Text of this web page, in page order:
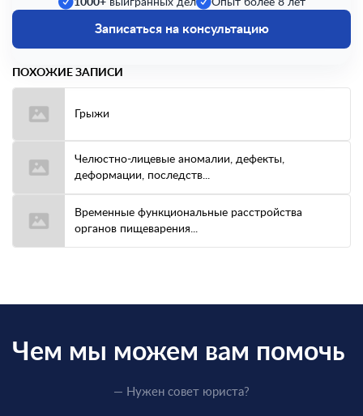
Записаться на консультацию
ПОХОЖИЕ ЗАПИСИ
Грыжи
Челюстно-лицевые аномалии, дефекты,
деформации, последств...
Временные функциональные расстройства
органов пищеварения...
Чем мы можем вам помочь
— Нужен совет юриста?